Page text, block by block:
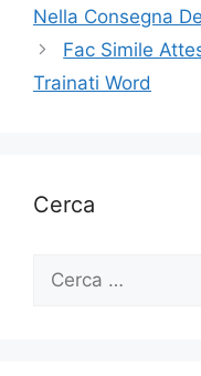
Nella Consegna
Fac Simile
Trainati Word
Cerca
Ricerca